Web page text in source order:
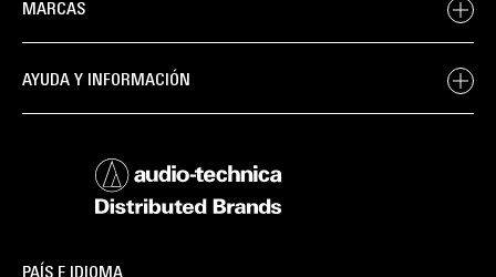
MARCAS
AYUDA Y INFORMACIÓN